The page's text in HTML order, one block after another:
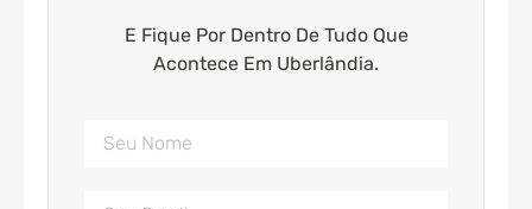
E Fique Por Dentro De Tudo Que
Acontece Em Uberlândia.